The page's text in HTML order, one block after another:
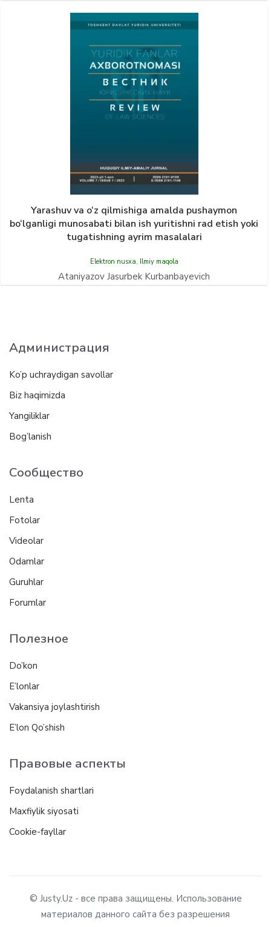
Yarashuv va o‘z qilmishiga amalda pushaymon
bo‘lganligi munosabati bilan ish yuritishni rad etish yoki
tugatishning ayrim masalalari
Elektron nusxa, Ilmiy maqola
Ataniyazov Jasurbek Kurbanbayevich
Администрация
Ko’p uchraydigan savollar
Biz haqimizda
Yangiliklar
Bog’lanish
Сообщество
Lenta
Fotolar
Videolar
Odamlar
Guruhlar
Forumlar
Полезное
Do’kon
E’lonlar
Vakansiya joylashtirish
E’lon Qo’shish
Правовые аспекты
Foydalanish shartlari
Maxfiylik siyosati
Cookie-fayllar
© Justy.Uz - все права защищены. Использование
материалов данного сайта без разрешения